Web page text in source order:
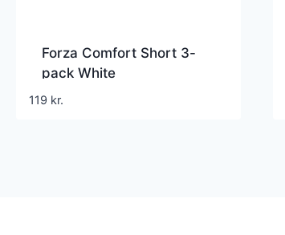
Forza Comfort Short 3-
pack White
119 kr.